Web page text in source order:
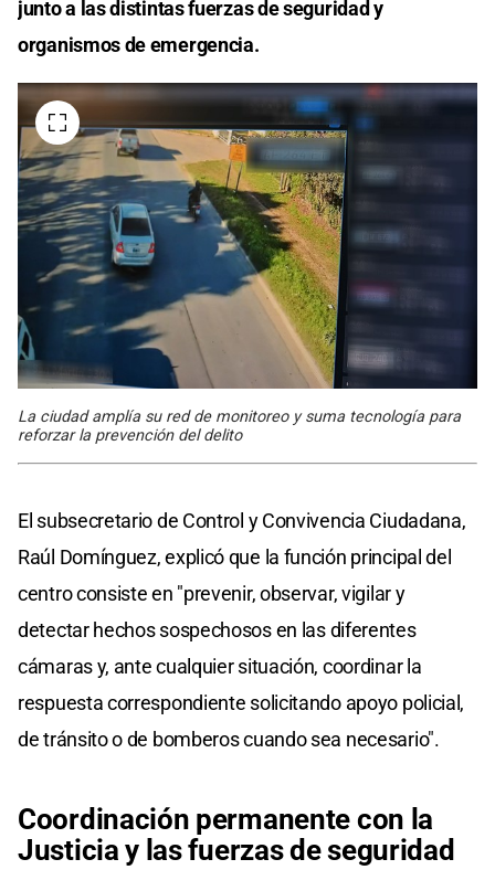
junto a las distintas fuerzas de seguridad y
organismos de emergencia.
La ciudad amplía su red de monitoreo y suma tecnología para
reforzar la prevención del delito
El subsecretario de Control y Convivencia Ciudadana,
Raúl Domínguez, explicó que la función principal del
centro consiste en "prevenir, observar, vigilar y
detectar hechos sospechosos en las diferentes
cámaras y, ante cualquier situación, coordinar la
respuesta correspondiente solicitando apoyo policial,
de tránsito o de bomberos cuando sea necesario".
Coordinación permanente con la
Justicia y las fuerzas de seguridad